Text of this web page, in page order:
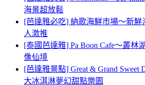
海景超放鬆
[芭達雅必吃] 納歌海鮮市場～新
人激推
[泰國芭達雅] Pa Boon Cafe～叢林
像仙境
[芭達雅景點] Great & Grand Sweet
大冰淇淋夢幻甜點樂園